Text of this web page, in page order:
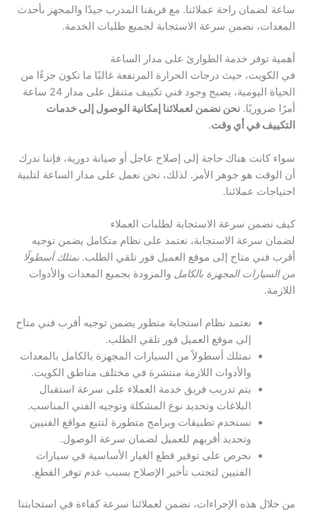
ساعة لضمان راحة عملائنا. مع فريقنا المدرب جيدًا والمجهز بأحدث
المعدات، نضمن سرعة الاستجابة لجميع طلبات الخدمة.
أهمية توفر خدمة الطوارئ على مدار الساعة
في الكويت، حيث درجات الحرارة المرتفعة غالبًا ما تكون جزءًا من
الحياة اليومية، يصبح وجود فني تكييف متنقل على مدار 24 ساعة
أمرًا ضروريًا. نحن نضمن لعملائنا إمكانية الوصول إلى خدمات
التكييف في أي وقت.
سواء كانت هناك حاجة إلى إصلاح عاجل أو صيانة دورية، فإننا ندرك
أن الوقت هو جوهر الأمر. لذلك، نحن نعمل على مدار الساعة لتلبية
احتياجات عملائنا.
كيف نضمن سرعة الاستجابة لطلبات العملاء
لضمان سرعة الاستجابة، نعتمد على نظام متكامل يضمن توجيه
أقرب فني متاح إلى موقع العميل فور تلقي الطلب.نمتلك أسطولًا
من السيارات المجهزة بالكامل والمزودة بجميع المعدات والأدوات
اللازمة.
نعتمد نظام استجابة متطور يضمن توجيه أقرب فني متاح
إلى موقع العميل فور تلقي الطلب.
نمتلك أسطولاً من السيارات المجهزة بالكامل بالمعدات
والأدوات اللازمة منتشرة في مختلف مناطق الكويت.
يتم تدريب فريق خدمة العملاء على سرعة استقبال
البلاغات وتحديد نوع المشكلة وتوجيه الفني المناسب.
نستخدم تطبيقات وبرامج متطورة لتتبع مواقع الفنيين
وتحديد أقربهم للعميل لضمان سرعة الوصول.
نحرص على توفير قطع الغيار الأساسية في سيارات
الفنيين لتجنب تأخير الإصلاح بسبب عدم توفر القطع.
من خلال هذه الإجراءات، نضمن لعملائنا سرعة كفاءة في استجابتنا